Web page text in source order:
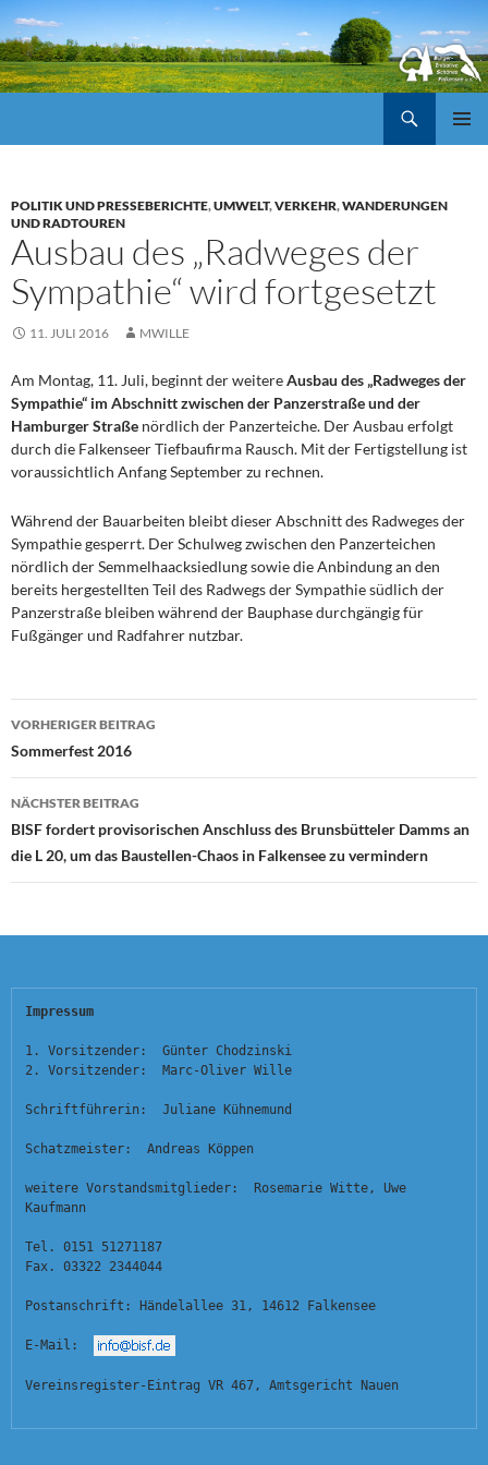
POLITIK UND PRESSEBERICHTE,UMWELT,VERKEHR,WANDERUNGEN
UND RADTOUREN
Ausbau des „Radweges der
Sympathie“ wird fortgesetzt
11. JULI 2016 MWILLE
Am Montag, 11. Juli, beginnt der weitereAusbau des „Radweges der
Sympathie“ im Abschnitt zwischen der Panzerstraße und der
Hamburger Straße nördlich der Panzerteiche. Der Ausbau erfolgt
durch die Falkenseer Tiefbaufirma Rausch. Mit der Fertigstellung ist
voraussichtlich Anfang September zu rechnen.
Während der Bauarbeiten bleibt dieser Abschnitt des Radweges der
Sympathie gesperrt. Der Schulweg zwischen den Panzerteichen
nördlich der Semmelhaacksiedlung sowie die Anbindung an den
bereits hergestellten Teil des Radwegs der Sympathie südlich der
Panzerstraße bleiben während der Bauphase durchgängig für
Fußgänger und Radfahrer nutzbar.
Beitragsnavigation
VORHERIGER BEITRAG
Sommerfest 2016
NÄCHSTER BEITRAG
BISF fordert provisorischen Anschluss des Brunsbütteler Damms an
die L 20, um das Baustellen-Chaos in Falkensee zu vermindern
Impressum
1. Vorsitzender:  Günter Chodzinski
2. Vorsitzender:  Marc-Oliver Wille
Schriftführerin:  Juliane Kühnemund
Schatzmeister:  Andreas Köppen
weitere Vorstandsmitglieder:  Rosemarie Witte, Uwe
Kaufmann
Tel. 0151 51271187
Fax. 03322 2344044
Postanschrift: Händelallee 31, 14612 Falkensee
E-Mail:
Vereinsregister-Eintrag VR 467, Amtsgericht Nauen